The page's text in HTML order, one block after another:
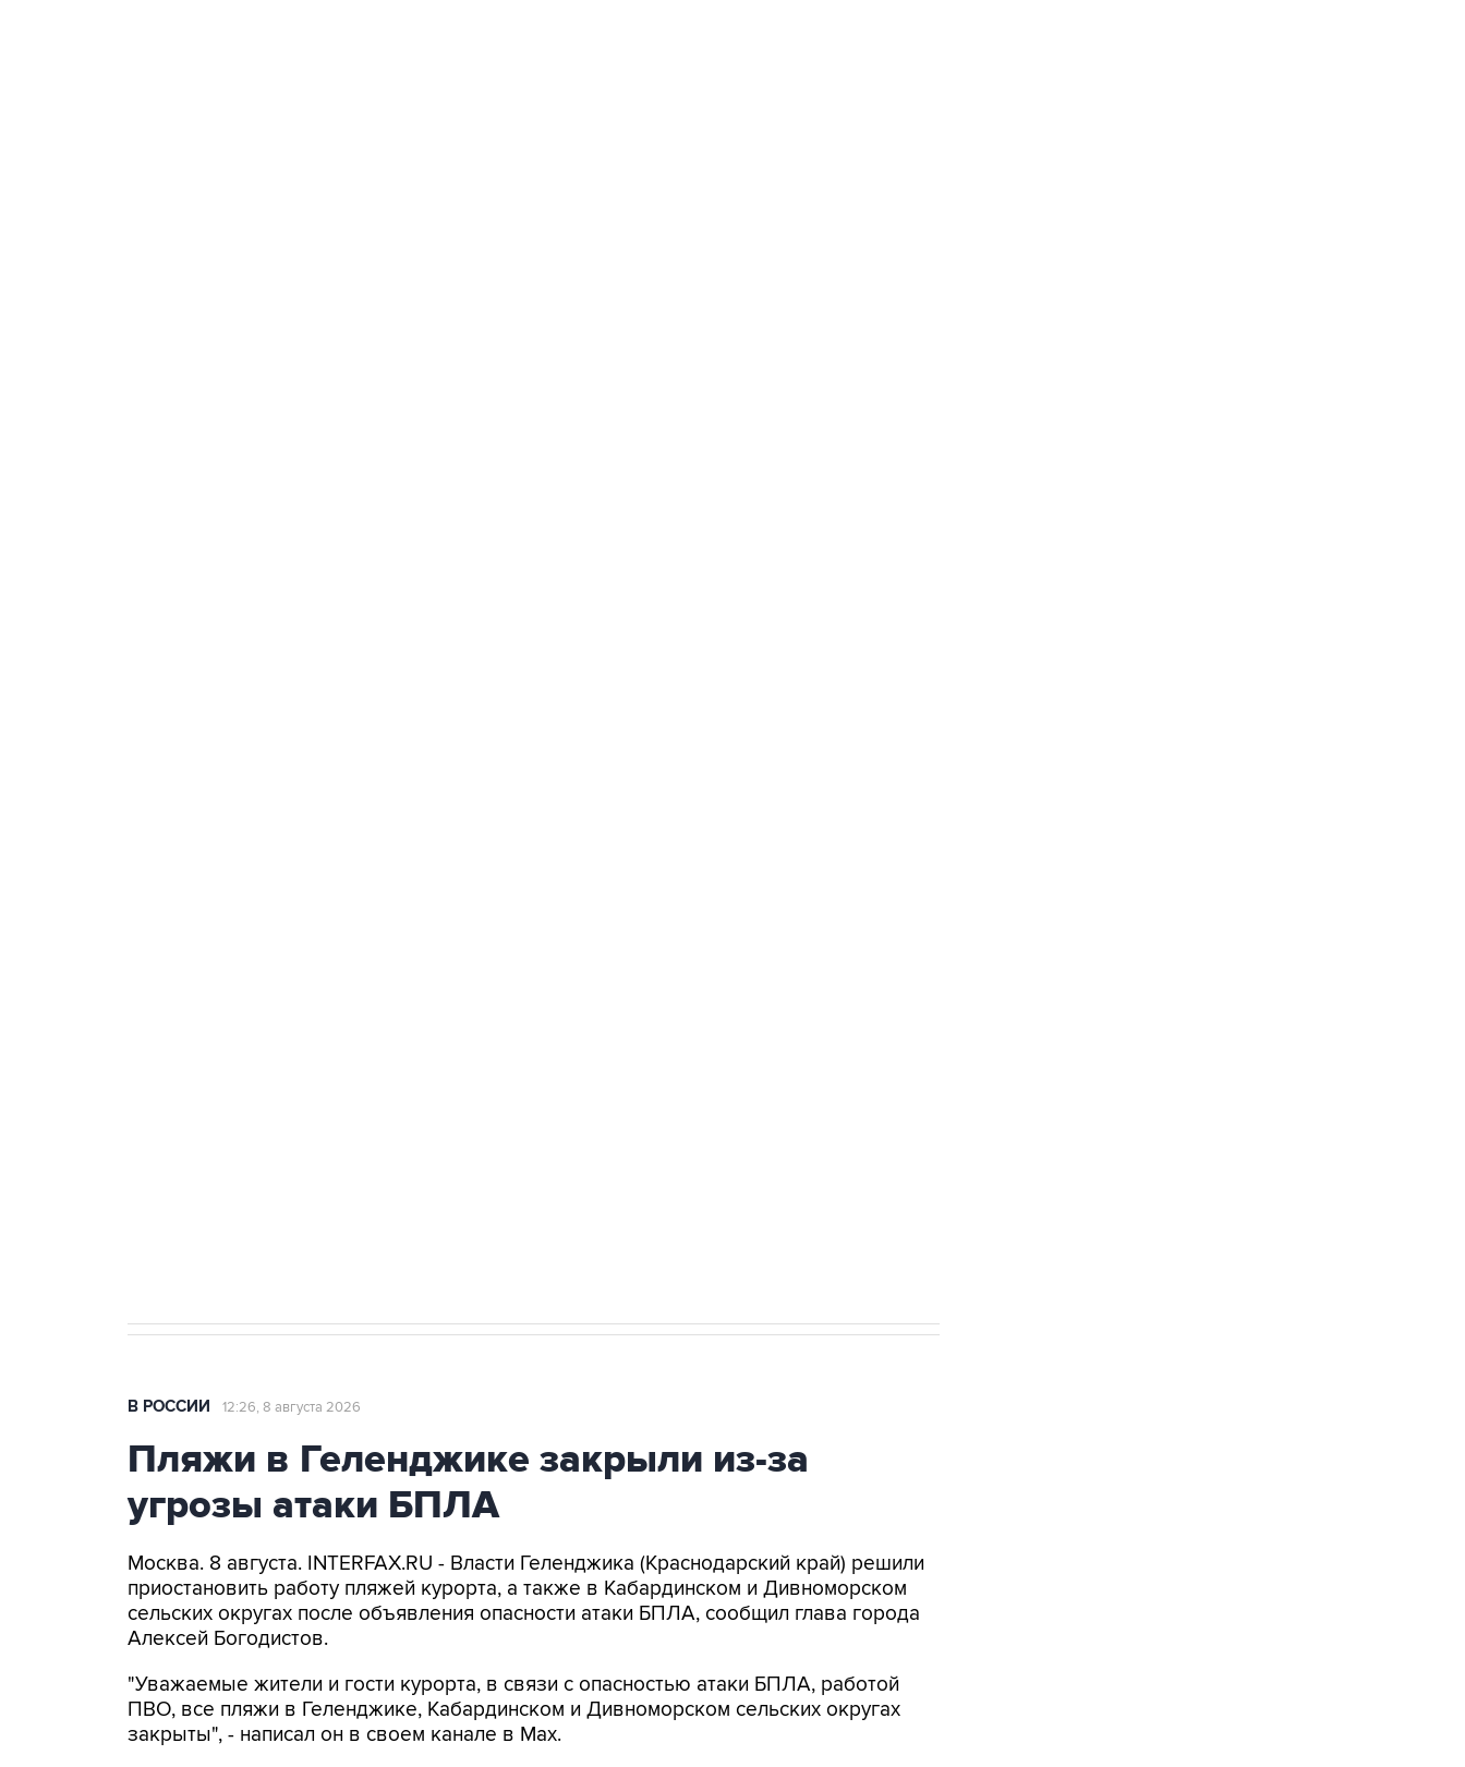
В РОССИИ 12:26, 8 августа 2026
Пляжи в Геленджике закрыли из-за
угрозы атаки БПЛА
Москва. 8 августа. INTERFAX.RU - Власти Геленджика (Краснодарский край) решили
приостановить работу пляжей курорта, а также в Кабардинском и Дивноморском
сельских округах после объявления опасности атаки БПЛА, сообщил глава города
Алексей Богодистов.
"Уважаемые жители и гости курорта, в связи с опасностью атаки БПЛА, работой
ПВО, все пляжи в Геленджике, Кабардинском и Дивноморском сельских округах
закрыты", - написал он в своем канале в Max.